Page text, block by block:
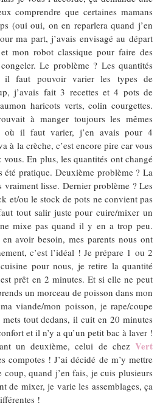
comprendre que certaines mamans
(oui oui, on en reparlera quand j’en
ma part, j’avais envisagé au départ
mon robot classique pour faire des
Le problème ? Les quantités
il faut pouvoir varier les types de
j’avais fait 3 recettes et 4 pots de
haricots verts, colin courgettes.
à manger toujours les mêmes
où il faut varier, j’en avais pour 4
à la crèche, c’est encore pire car vous
vous. En plus, les quantités ont changé
été pratique. Deuxième problème ? La
vraiment lisse. Dernier problème ? Les
et/ou le stock de pots ne convient pas
tout salir juste pour cuire/mixer un
mixe pas quand il y en a trop peu.
avoir besoin, mes parents nous ont
c’est l’idéal ! Je prépare 1 ou 2
pour nous, je retire la quantité
prêt en 2 minutes. Et si elle ne peut
un morceau de poisson dans mon
viande/mon poisson, je rape/coupe
tout dedans, il cuit en 20 minutes
et il n’y a qu’un petit bac à laver !
un deuxième, celui de chez Vert
compotes ! J’ai décidé de m’y mettre
quand j’en fais, je cuis plusieurs
de mixer, je varie les assemblages, ça
!